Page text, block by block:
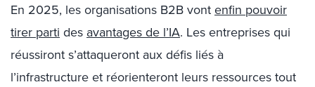
En 2025, les organisations B2B vontenfin pouvoir
tirer parti des avantages de l’IA. Les entreprises qui
réussiront s’attaqueront aux défis liés à
l’infrastructure et réorienteront leurs ressources tout